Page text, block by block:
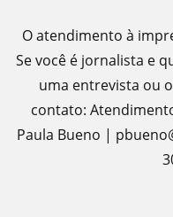
O atendimento à
Se você é jornalista e
uma entrevista ou
contato:
Paula Bueno |